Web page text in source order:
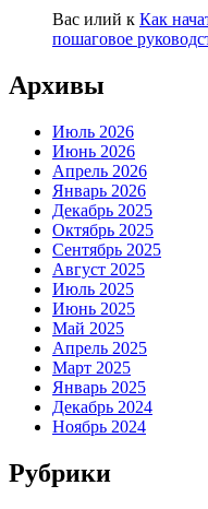
Вас илий к Как
пошаговое
Архивы
Июль 2026
Июнь 2026
Апрель 2026
Январь 2026
Декабрь 2025
Октябрь 2025
Сентябрь 2025
Август 2025
Июль 2025
Июнь 2025
Май 2025
Апрель 2025
Март 2025
Январь 2025
Декабрь 2024
Ноябрь 2024
Рубрики